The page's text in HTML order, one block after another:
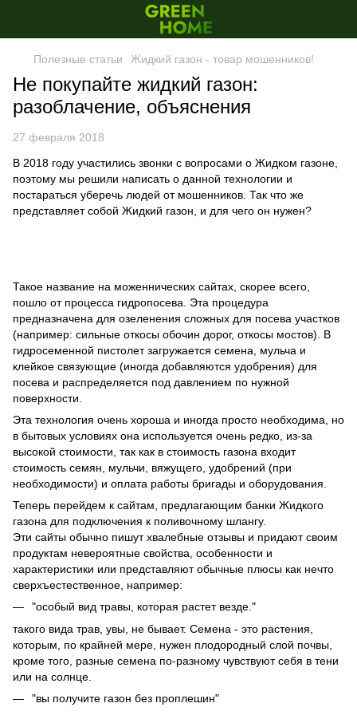
Полезные статьи Жидкий газон - товар мошенников!
Не покупайте жидкий газон:
разоблачение, объяснения
27 февраля 2018
В 2018 году участились звонки с вопросами о Жидком газоне,
поэтому мы решили написать о данной технологии и
постараться уберечь людей от мошенников. Так что же
представляет собой Жидкий газон, и для чего он нужен?
Такое название на моженнических сайтах, скорее всего,
пошло от процесса гидропосева. Эта процедура
предназначена для озеленения сложных для посева участков
(например: сильные откосы обочин дорог, откосы мостов). В
гидросеменной пистолет загружается семена, мульча и
клейкое связующие (иногда добавляются удобрения) для
посева и распределяется под давлением по нужной
поверхности.
Эта технология очень хороша и иногда просто необходима, но
в бытовых условиях она используется очень редко, из-за
высокой стоимости, так как в стоимость газона входит
стоимость семян, мульчи, вяжущего, удобрений (при
необходимости) и оплата работы бригады и оборудования.
Теперь перейдем к сайтам, предлагающим банки Жидкого
газона для подключения к поливочному шлангу.
Эти сайты обычно пишут хвалебные отзывы и придают своим
продуктам невероятные свойства, особенности и
характеристики или представляют обычные плюсы как нечто
сверхъестественное, например:
"особый вид травы, которая растет везде."
такого вида трав, увы, не бывает. Семена - это растения,
которым, по крайней мере, нужен плодородный слой почвы,
кроме того, разные семена по-разному чувствуют себя в тени
или на солнце.
"вы получите газон без проплешин"